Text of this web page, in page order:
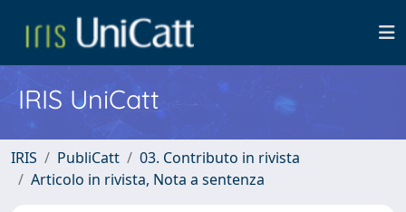
IRIS UniCatt
IRIS PubliCatt
03. Contributo in rivista
Articolo in rivista, Nota a sentenza